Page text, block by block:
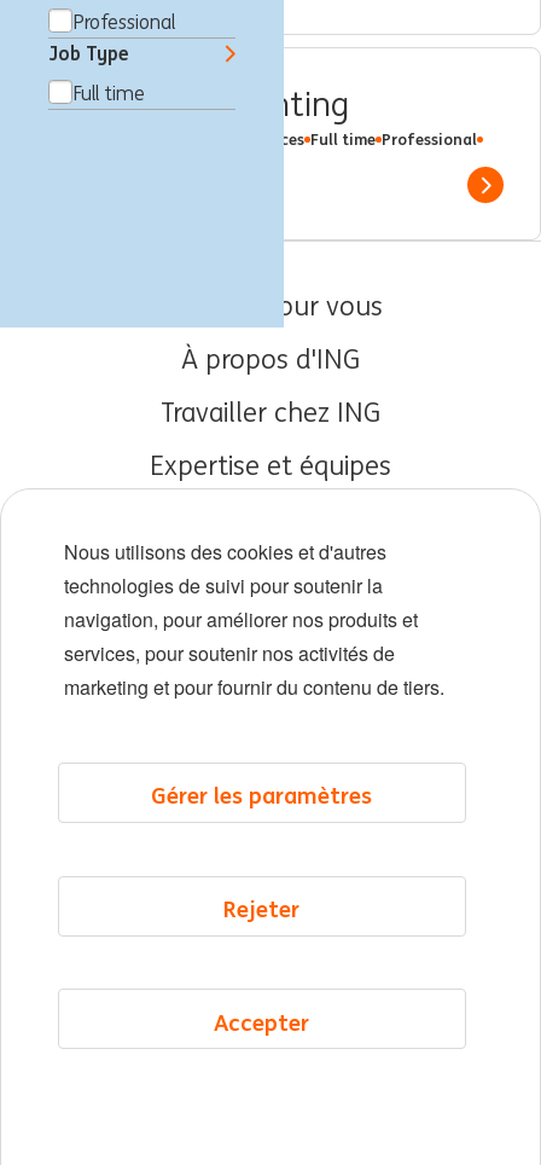
Professional
Job Type
Full time
Financial Accounting
Finance Services Full time Professional
Show
Emplois pour vous
À propos d'ING
Travailler chez ING
Expertise et équipes
Diversité et inclusion
Localisations
Événements
LinkedIn
Plan du site
Déclaration sur les cookies
Cookie management
Nous utilisons des cookies et d'autres
technologies de suivi pour soutenir la
navigation, pour améliorer nos produits et
services, pour soutenir nos activités de
marketing et pour fournir du contenu de tiers.
Accepter
Rejeter
Gérer les paramètres